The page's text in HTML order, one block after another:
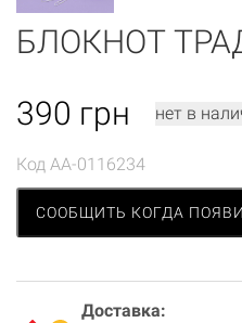
БЛОКНОТ
390 грн нет в
Код AA-0116234
СООБЩИТЬ КОГДА
Доставка: